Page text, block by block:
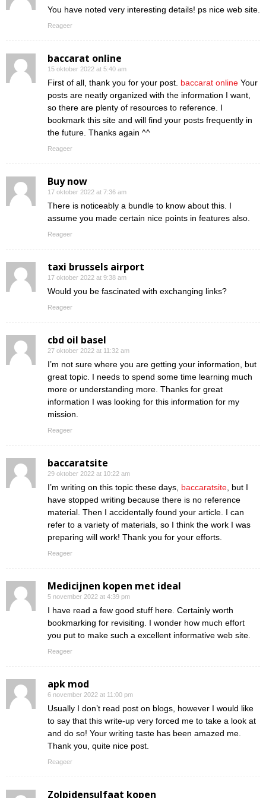
You have noted very interesting details! ps nice web site.
Reageer
baccarat online
15 oktober 2022 at 5:40 am
First of all, thank you for your post. baccarat online Your
posts are neatly organized with the information I want,
so there are plenty of resources to reference. I
bookmark this site and will find your posts frequently in
the future. Thanks again ^^
Reageer
Buy now
17 oktober 2022 at 7:36 am
There is noticeably a bundle to know about this. I
assume you made certain nice points in features also.
Reageer
taxi brussels airport
17 oktober 2022 at 9:38 am
Would you be fascinated with exchanging links?
Reageer
cbd oil basel
27 oktober 2022 at 11:32 am
I’m not sure where you are getting your information, but
great topic. I needs to spend some time learning much
more or understanding more. Thanks for great
information I was looking for this information for my
mission.
Reageer
baccaratsite
29 oktober 2022 at 10:22 am
I’m writing on this topic these days, baccaratsite, but I
have stopped writing because there is no reference
material. Then I accidentally found your article. I can
refer to a variety of materials, so I think the work I was
preparing will work! Thank you for your efforts.
Reageer
Medicijnen kopen met ideal
5 november 2022 at 4:39 pm
I have read a few good stuff here. Certainly worth
bookmarking for revisiting. I wonder how much effort
you put to make such a excellent informative web site.
Reageer
apk mod
6 november 2022 at 11:00 pm
Usually I don’t read post on blogs, however I would like
to say that this write-up very forced me to take a look at
and do so! Your writing taste has been amazed me.
Thank you, quite nice post.
Reageer
Zolpidensulfaat kopen